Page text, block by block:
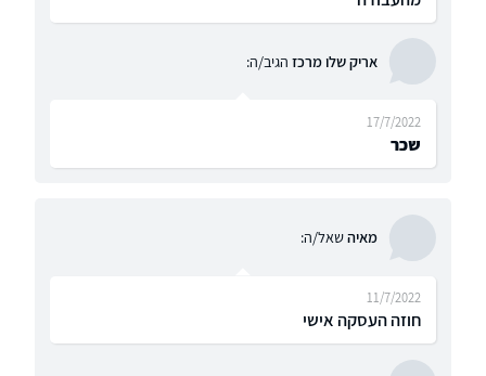
אריק שלו מרכז הגיב/ה:
שכר
17/7/2022
מאיהשאל/ה:
חוזה העסקה אישי
11/7/2022